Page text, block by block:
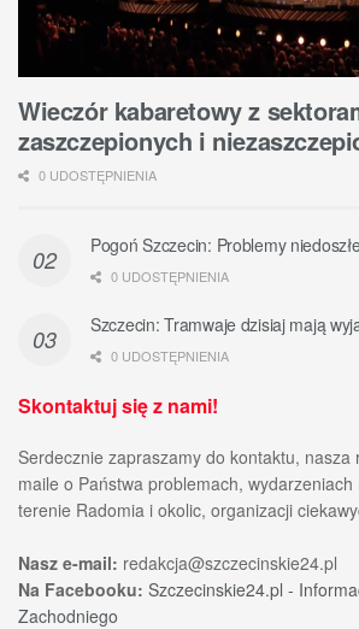
Wieczór kabaretowy z
zaszczepionych i
0 UDOSTĘPNIENIA
Pogoń Szczecin: Problemy
0 UDOSTĘPNIENIA
Szczecin: Tramwaje dzisiaj mają
0 UDOSTĘPNIENIA
Skontaktuj się z nami!
Serdecznie zapraszamy do kontaktu, nasza
maile o Państwa problemach,
terenie Radomia i okolic, organizacji
Nasz e-mail: redakcja@szczecinskie24.pl
Na Facebooku: Szczecinskie24.pl -
Zachodniego